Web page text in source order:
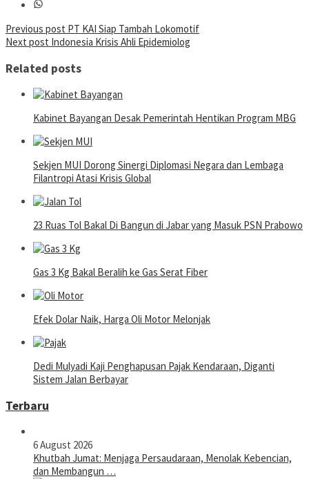
Post
navigation
Previous post PT KAI Siap Tambah Lokomotif
Next post Indonesia Krisis Ahli Epidemiolog
Related posts
Kabinet Bayangan Desak Pemerintah Hentikan Program MBG
Sekjen MUI Dorong Sinergi Diplomasi Negara dan Lembaga
Filantropi Atasi Krisis Global
23 Ruas Tol Bakal Di Bangun di Jabar yang Masuk PSN Prabowo
Gas 3 Kg Bakal Beralih ke Gas Serat Fiber
Efek Dolar Naik, Harga Oli Motor Melonjak
Dedi Mulyadi Kaji Penghapusan Pajak Kendaraan, Diganti
Sistem Jalan Berbayar
Terbaru
6 August 2026
Khutbah Jumat: Menjaga Persaudaraan, Menolak Kebencian,
dan Membangun …